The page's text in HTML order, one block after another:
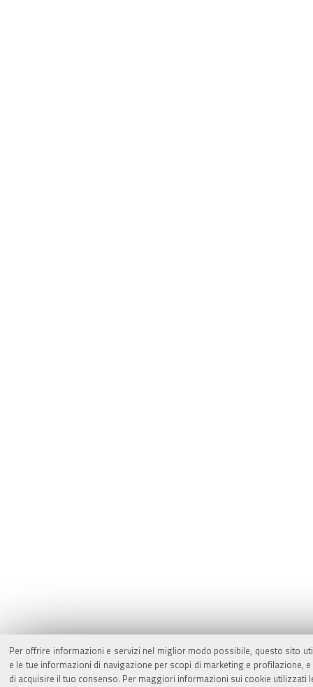
Per offrire informazioni e servizi nel miglior modo possibile, questo sito
e le tue informazioni di navigazione per scopi di marketing e
di acquisire il tuo consenso. Per maggiori informazioni sui cookie utilizzati